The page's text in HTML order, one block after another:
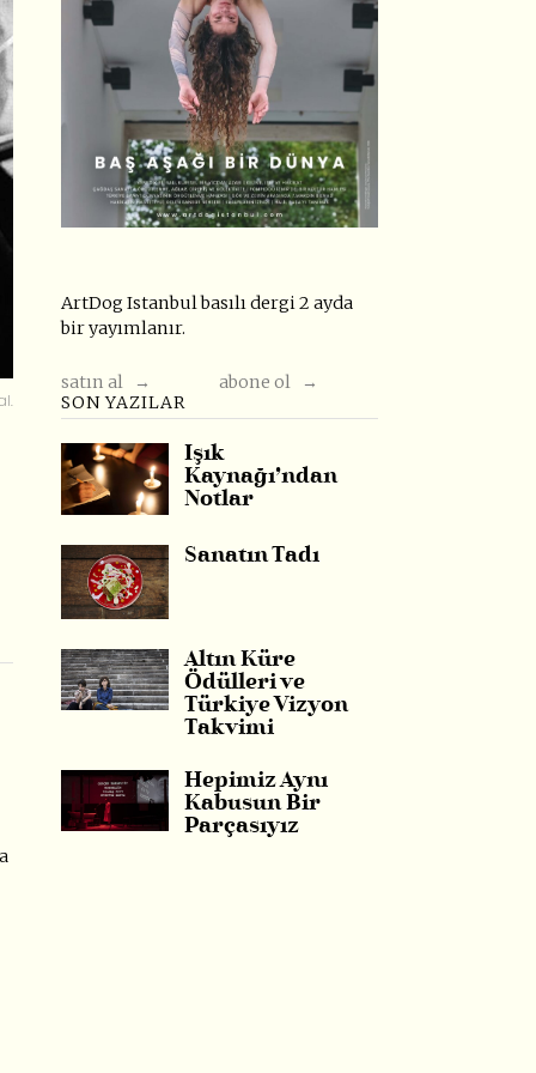
ArtDog Istanbul basılı dergi 2 ayda
bir yayımlanır.
satın al →
abone ol →
SON YAZILAR
Işık
Kaynağı’ndan
Notlar
Sanatın Tadı
Altın Küre
Ödülleri ve
Türkiye Vizyon
Takvimi
Hepimiz Aynı
Kabusun Bir
Parçasıyız